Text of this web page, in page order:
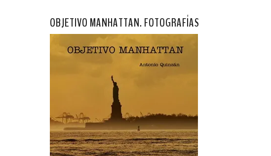
OBJETIVO MANHATTAN. FOTOGRAFÍAS